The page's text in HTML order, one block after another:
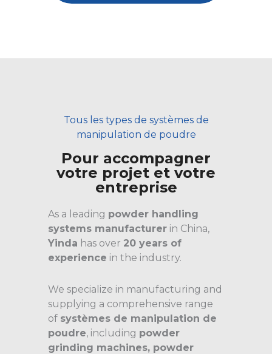
Tous les types de systèmes de
manipulation de poudre
Pour accompagner
votre projet et votre
entreprise
As a leading powder handling
systems manufacturer in China,
Yinda has over 20 years of
experience in the industry.
We specialize in manufacturing and
supplying a comprehensive range
of systèmes de manipulation de
poudre, including powder
grinding machines, powder